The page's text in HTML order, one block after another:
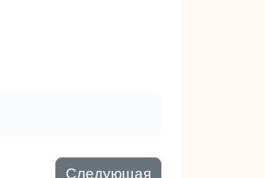
Следующая